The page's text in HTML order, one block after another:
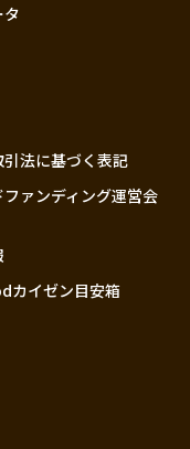
法に基づく表記
ファンディング運営会
カイゼン目安箱